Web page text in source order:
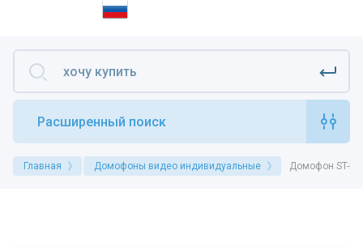
Расширенный поиск
Главная Домофоны видео индивидуальные Домофон ST-